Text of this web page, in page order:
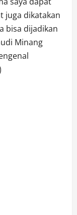
juga dikatakan
bisa dijadikan
Minang